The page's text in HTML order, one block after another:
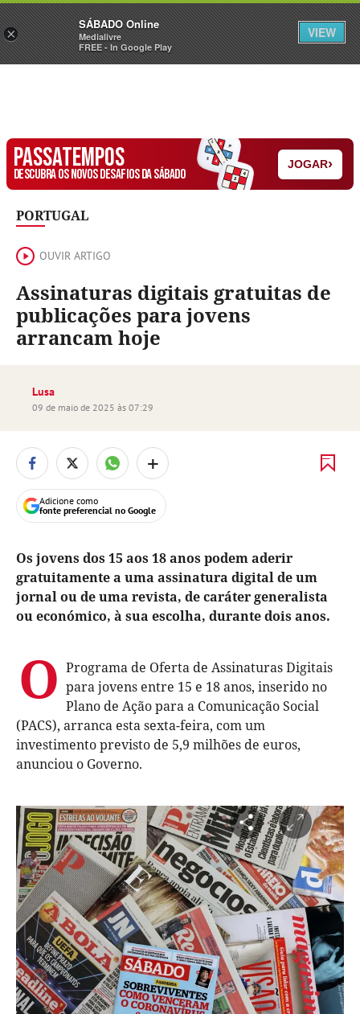
Sábado Assine Iniciar Sessão
PASSATEMPOS
DESCUBRA OS NOVOS DESAFIOS DA SÁBADO
JOGAR›
PORTUGAL
OUVIR ARTIGO
Assinaturas digitais gratuitas de
publicações para jovens
arrancam hoje
Lusa
09 de maio de 2025 às 07:29
+
Adicione como
fonte preferencial no Google
Os jovens dos 15 aos 18 anos podem aderir
gratuitamente a uma assinatura digital de um
jornal ou de uma revista, de caráter generalista
ou económico, à sua escolha, durante dois anos.
O Programa de Oferta de Assinaturas Digitais
para jovens entre 15 e 18 anos, inserido no
Plano de Ação para a Comunicação Social
(PACS), arranca esta sexta-feira, com um
investimento previsto de 5,9 milhões de euros,
anunciou o Governo.
×
SÁBADO Online
Medialivre
FREE - In Google Play
VIEW